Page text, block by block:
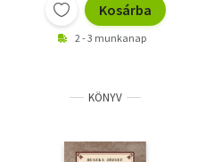
Kosárba
2 - 3 munkanap
KÖNYV